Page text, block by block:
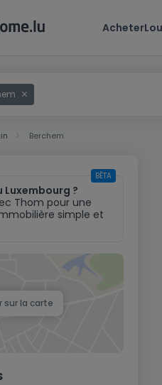
Acheter
Berchem
Luxembourg ?
Thom pour une
simple et
BÊTA
sur la carte